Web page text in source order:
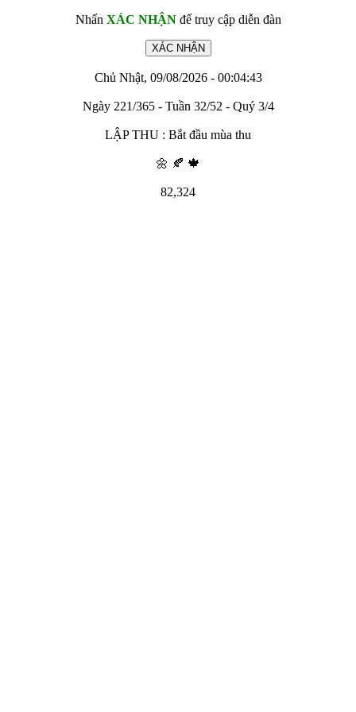
Nhấn XÁC NHẬNđể truy cập diễn đàn
Chủ Nhật, 09/08/2026 - 00:04:43
Ngày 221/365 - Tuần 32/52 - Quý 3/4
LẬP THU : Bắt đầu mùa thu
🌼 🍂 🍁
82,324